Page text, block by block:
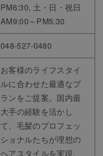
PM6:30, 土・日・祝日
AM9:00～PM5:30
048-527-0480
お客様のライフスタイ
ルに合わせた最適なプ
ランをご提案。国内最
大手の経験を活かし
て、毛髪のプロフェッ
ショナルたちが理想の
ヘアスタイルを実現。